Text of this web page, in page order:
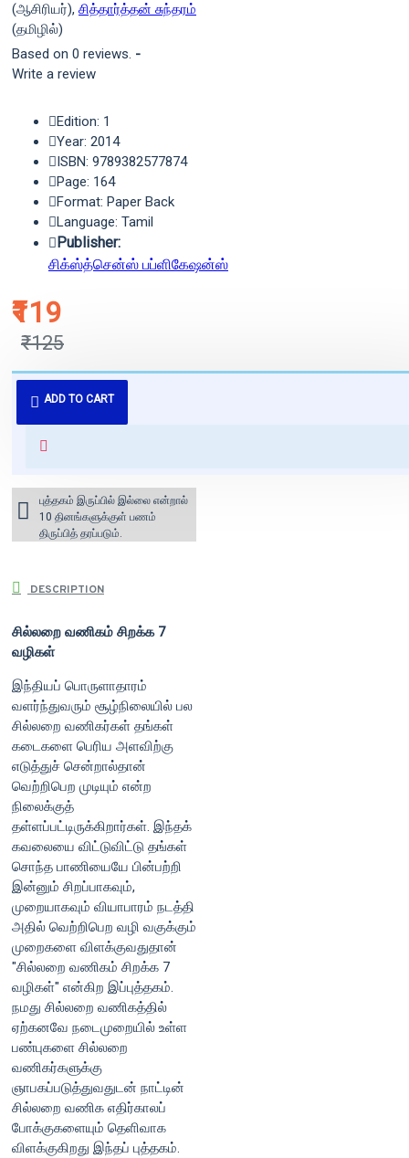
(ஆசிரியர்), சித்தார்த்தன் சுந்தரம்
(தமிழில்)
Based on 0 reviews. -
Write a review
₹119
₹125
Edition: 1
Year: 2014
ISBN: 9789382577874
Page: 164
Format: Paper Back
Language: Tamil
Publisher:
சிக்ஸ்த்சென்ஸ் பப்ளிகேஷன்ஸ்
ADD TO CART
புத்தகம் 3 - 7 நாட்களில் அனுப்பி
வைக்கப்படும்.
for orders above ₹1000 within
புத்தகம் இருப்பில் இல்லை என்றால்
10 தினங்களுக்குள் பணம்
திருப்பித் தரப்படும்.
DESCRIPTION
சில்லறை வணிகம் சிறக்க 7
வழிகள்
இந்தியப் பொருளாதாரம்
வளர்ந்துவரும் சூழ்நிலையில் பல
சில்லறை வணிகர்கள் தங்கள்
கடைகளை பெரிய அளவிற்கு
எடுத்துச் சென்றால்தான்
வெற்றிபெற முடியும் என்ற
நிலைக்குத்
தள்ளப்பட்டிருக்கிறார்கள். இந்தக்
கவலையை விட்டுவிட்டு தங்கள்
சொந்த பாணியையே பின்பற்றி
இன்னும் சிறப்பாகவும்,
முறையாகவும் வியாபாரம் நடத்தி
அதில் வெற்றிபெற வழி வகுக்கும்
முறைகளை விளக்குவதுதான்
"சில்லறை வணிகம் சிறக்க 7
வழிகள்" என்கிற இப்புத்தகம்.
நமது சில்லறை வணிகத்தில்
ஏற்கனவே நடைமுறையில் உள்ள
பண்புகளை சில்லறை
வணிகர்களுக்கு
ஞாபகப்படுத்துவதுடன் நாட்டின்
சில்லறை வணிக எதிர்காலப்
போக்குகளையும் தெளிவாக
விளக்குகிறது இந்தப் புத்தகம்.